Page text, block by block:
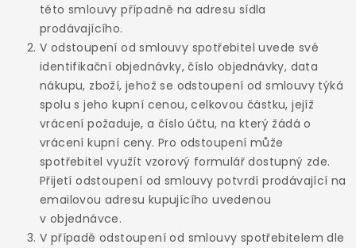
této smlouvy případně na adresu sídla
prodávajícího.
V odstoupení od smlouvy spotřebitel uvede své
identifikační objednávky, číslo objednávky, data
nákupu, zboží, jehož se odstoupení od smlouvy týká
spolu s jeho kupní cenou, celkovou částku, jejíž
vrácení požaduje, a číslo účtu, na který žádá o
vrácení kupní ceny. Pro odstoupení může
spotřebitel využít vzorový formulář dostupný zde.
Přijetí odstoupení od smlouvy potvrdí prodávající na
emailovou adresu kupujícího uvedenou
v objednávce.
V případě odstoupení od smlouvy spotřebitelem dle